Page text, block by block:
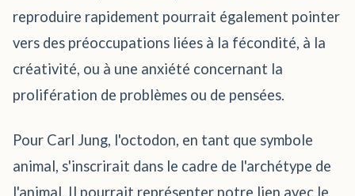
reproduire rapidement pourrait également pointer
vers des préoccupations liées à la fécondité, à la
créativité, ou à une anxiété concernant la
prolifération de problèmes ou de pensées.
Pour Carl Jung, l'octodon, en tant que symbole
animal, s'inscrirait dans le cadre de l'archétype de
l'animal. Il pourrait représenter notre lien avec le